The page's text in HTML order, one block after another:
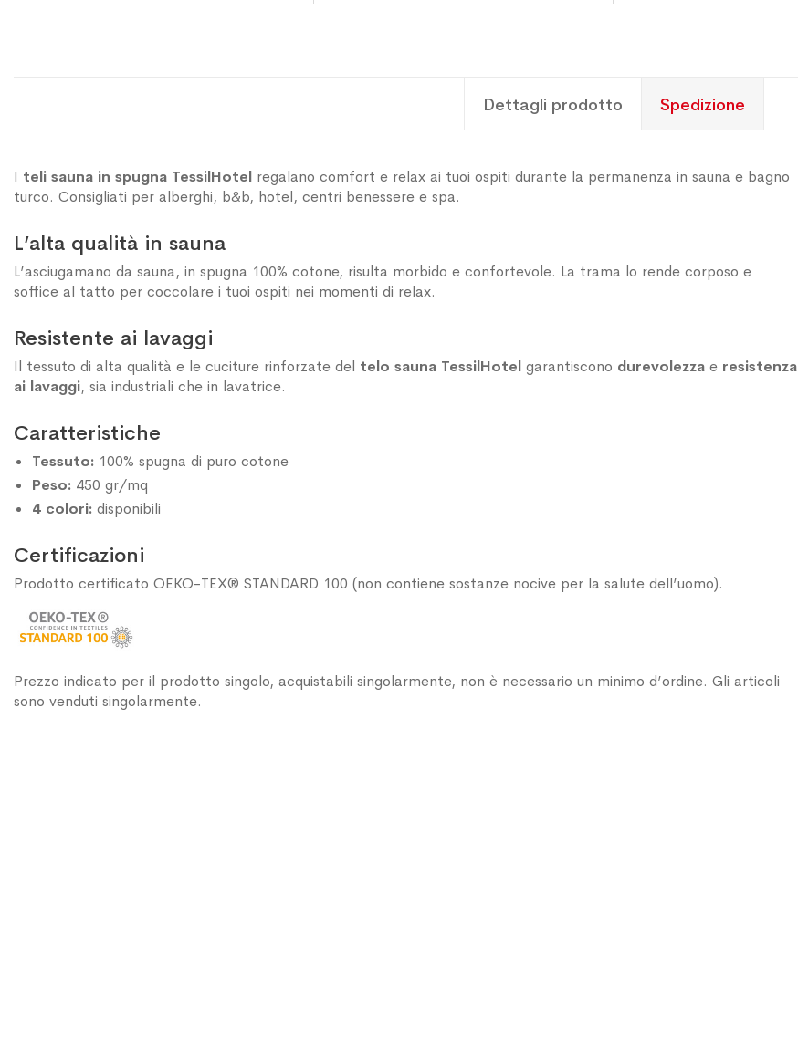
Dettagli prodotto
I teli sauna in spugna TessilHotel regalano comfort e relax ai tuoi ospiti durante la permanenza in sauna e bagno
turco. Consigliati per alberghi, b&b, hotel, centri benessere e spa.
L’alta qualità in sauna
L’asciugamano da sauna, in spugna 100% cotone, risulta morbido e confortevole. La trama lo rende corposo e
soffice al tatto per coccolare i tuoi ospiti nei momenti di relax.
Resistente ai lavaggi
Il tessuto di alta qualità e le cuciture rinforzate del telo sauna TessilHotel garantiscono durevolezza e resistenza
ai lavaggi, sia industriali che in lavatrice.
Caratteristiche
Tessuto: 100% spugna di puro cotone
Peso: 450 gr/mq
4 colori: disponibili
Certificazioni
Prodotto certificato OEKO-TEX® STANDARD 100 (non contiene sostanze nocive per la salute dell’uomo).
Prezzo indicato per il prodotto singolo, acquistabili singolarmente, non è necessario un minimo d’ordine. Gli articoli
sono venduti singolarmente.
Spedizione